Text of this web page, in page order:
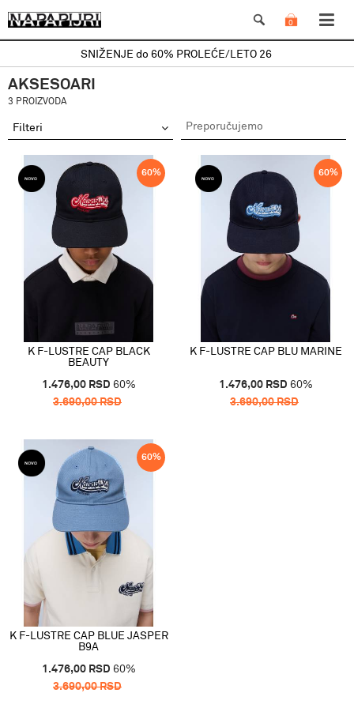
0
SNIŽENJE do 60% PROLEĆE/LETO 26
Filteri
AKSESOARI
3 PROIZVODA
60%
K F-LUSTRE CAP BLACK
BEAUTY
1.476,00 RSD 60%
3.690,00RSD
60%
K F-LUSTRE CAP BLU MARINE
1.476,00 RSD 60%
3.690,00RSD
60%
K F-LUSTRE CAP BLUE JASPER
B9A
1.476,00 RSD 60%
3.690,00RSD